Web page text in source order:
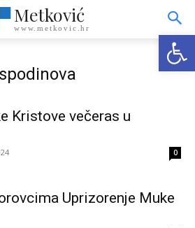
Metković
www.metkovic.hr
Kristove večeras u
0
Uprizorenje Muke